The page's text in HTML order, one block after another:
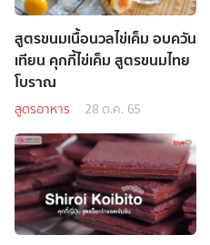
สูตรขนมเนื้อนวลไข่เค็ม อบควัน
เทียน คุกกี้ไข่เค็ม สูตรขนมไทย
โบราณ
สูตรอาหาร 28 ต.ค. 65